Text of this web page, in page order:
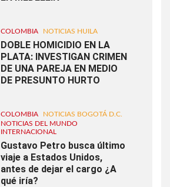
COLOMBIA NOTICIAS HUILA
DOBLE HOMICIDIO EN LA
PLATA: INVESTIGAN CRIMEN
DE UNA PAREJA EN MEDIO
DE PRESUNTO HURTO
COLOMBIA
NOTICIAS BOGOTÁ D.C.
NOTICIAS DEL MUNDO
INTERNACIONAL
Gustavo Petro busca último
viaje a Estados Unidos,
antes de dejar el cargo ¿A
qué iría?